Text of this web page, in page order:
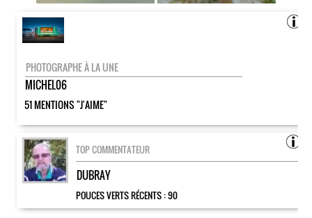
PHOTOGRAPHE À LA UNE
MICHEL06
51 MENTIONS "J'AIME"
TOP COMMENTATEUR
DUBRAY
POUCES VERTS RÉCENTS :90